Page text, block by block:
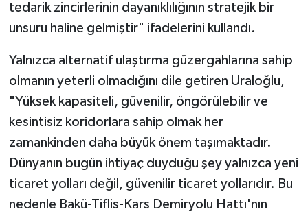
tedarik zincirlerinin dayanıklılığının stratejik bir
unsuru haline gelmiştir" ifadelerini kullandı.
Yalnızca alternatif ulaştırma güzergahlarına sahip
olmanın yeterli olmadığını dile getiren Uraloğlu,
"Yüksek kapasiteli, güvenilir, öngörülebilir ve
kesintisiz koridorlara sahip olmak her
zamankinden daha büyük önem taşımaktadır.
Dünyanın bugün ihtiyaç duyduğu şey yalnızca yeni
ticaret yolları değil, güvenilir ticaret yollarıdır. Bu
nedenle Bakü-Tiflis-Kars Demiryolu Hattı'nın